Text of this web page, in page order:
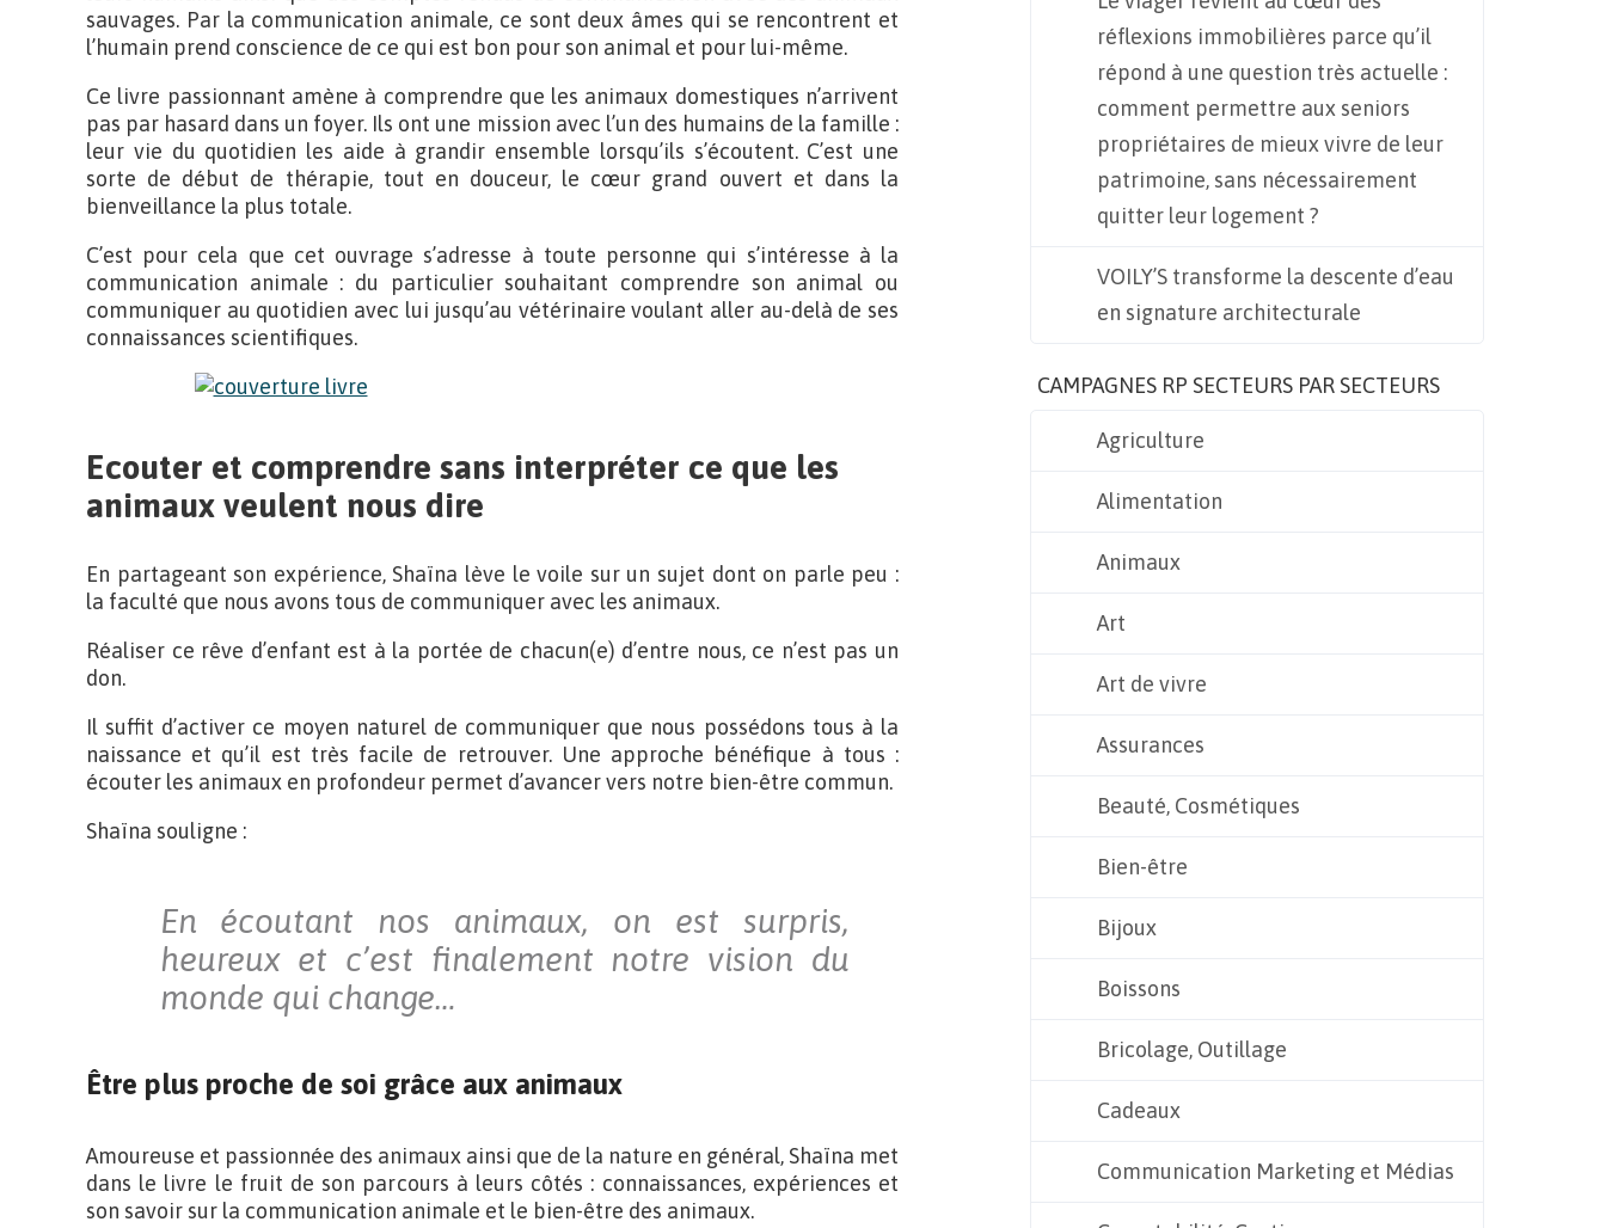
sauvages. Par la communication animale, ce sont deux âmes qui se rencontrent et
l’humain prend conscience de ce qui est bon pour son animal et pour lui-même.
Ce livre passionnant amène à comprendre que les animaux domestiques n’arrivent
pas par hasard dans un foyer. Ils ont une mission avec l’un des humains de la famille :
leur vie du quotidien les aide à grandir ensemble lorsqu’ils s’écoutent. C’est une
sorte de début de thérapie, tout en douceur, le cœur grand ouvert et dans la
bienveillance la plus totale.
C’est pour cela que cet ouvrage s’adresse à toute personne qui s’intéresse à la
communication animale : du particulier souhaitant comprendre son animal ou
communiquer au quotidien avec lui jusqu’au vétérinaire voulant aller au-delà de ses
connaissances scientifiques.
Ecouter et comprendre sans interpréter ce que les
animaux veulent nous dire
En partageant son expérience, Shaïna lève le voile sur un sujet dont on parle peu :
la faculté que nous avons tous de communiquer avec les animaux.
Réaliser ce rêve d’enfant est à la portée de chacun(e) d’entre nous, ce n’est pas un
don.
Il suffit d’activer ce moyen naturel de communiquer que nous possédons tous à la
naissance et qu’il est très facile de retrouver. Une approche bénéfique à tous :
écouter les animaux en profondeur permet d’avancer vers notre bien-être commun.
Shaïna souligne :
En écoutant nos animaux, on est surpris,
heureux et c’est finalement notre vision du
monde qui change…
Être plus proche de soi grâce aux animaux
Amoureuse et passionnée des animaux ainsi que de la nature en général, Shaïna met
dans le livre le fruit de son parcours à leurs côtés : connaissances, expériences et
son savoir sur la communication animale et le bien-être des animaux.
réflexions immobilières parce qu’il
répond à une question très actuelle :
comment permettre aux seniors
propriétaires de mieux vivre de leur
patrimoine, sans nécessairement
quitter leur logement ?
VOILY’S transforme la descente d’eau
en signature architecturale
CAMPAGNES RP SECTEURS PAR SECTEURS
Agriculture
Alimentation
Animaux
Art
Art de vivre
Assurances
Beauté, Cosmétiques
Bien-être
Bijoux
Boissons
Bricolage, Outillage
Cadeaux
Communication Marketing et Médias